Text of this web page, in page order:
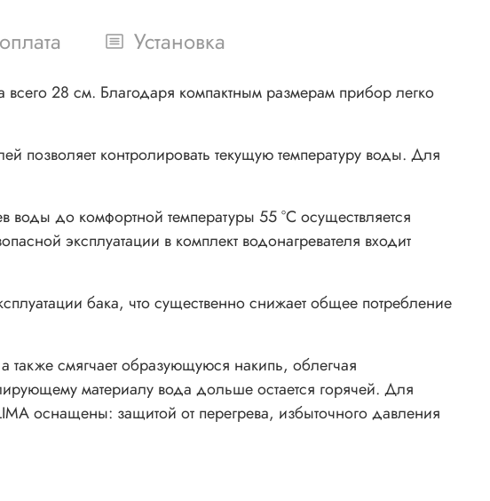
Установка
28 см. Благодаря компактным размерам прибор легко
позволяет контролировать текущую температуру воды. Для
до комфортной температуры 55 °С осуществляется
эксплуатации в комплект водонагревателя входит
бака, что существенно снижает общее потребление
смягчает образующуюся накипь, облегчая
материалу вода дольше остается горячей. Для
оснащены: защитой от перегрева, избыточного давления